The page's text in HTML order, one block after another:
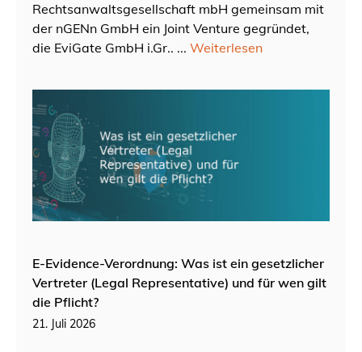
Rechtsanwaltsgesellschaft mbH gemeinsam mit
der nGENn GmbH ein Joint Venture gegründet,
die EviGate GmbH i.Gr.. ... Weiterlesen
E-Evidence-Verordnung: Was ist ein gesetzlicher
Vertreter (Legal Representative) und für wen gilt
die Pflicht?
21. Juli 2026